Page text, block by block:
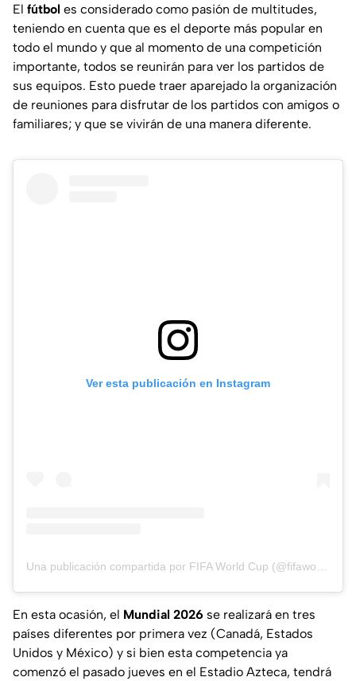
El fútbol es considerado como pasión de multitudes,
teniendo en cuenta que es el deporte más popular en
todo el mundo y que al momento de una competición
importante, todos se reunirán para ver los partidos de
sus equipos. Esto puede traer aparejado la organización
de reuniones para disfrutar de los partidos con amigos o
familiares; y que se vivirán de una manera diferente.
Ver esta publicación en Instagram
En esta ocasión, el Mundial 2026 se realizará en tres
países diferentes por primera vez (Canadá, Estados
Unidos y México) y si bien esta competencia ya
comenzó el pasado jueves en el Estadio Azteca, tendrá